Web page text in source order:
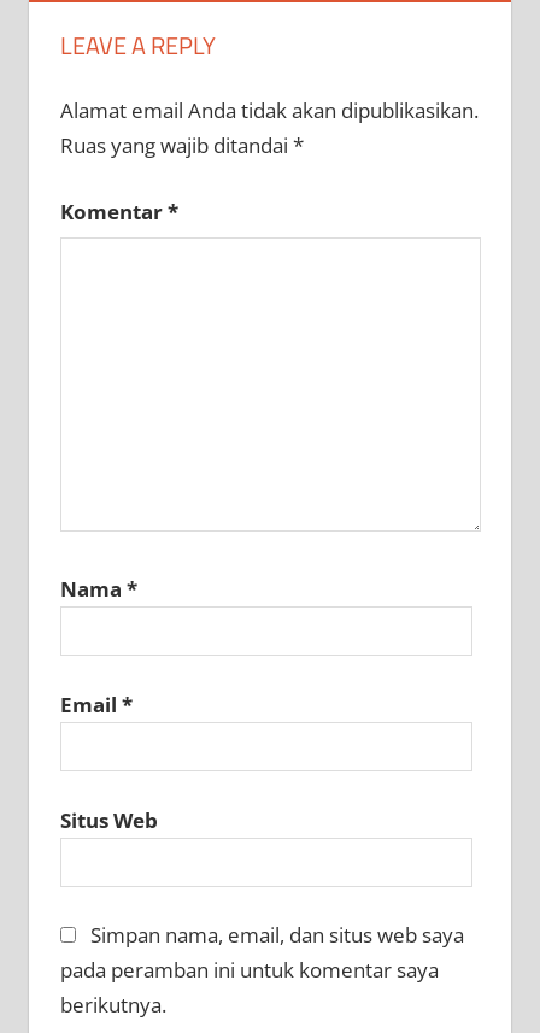
LEAVE A REPLY
Alamat email Anda tidak akan dipublikasikan.
Ruas yang wajib ditandai *
Komentar*
Nama *
Email *
Situs Web
Simpan nama, email, dan situs web saya
pada peramban ini untuk komentar saya
berikutnya.